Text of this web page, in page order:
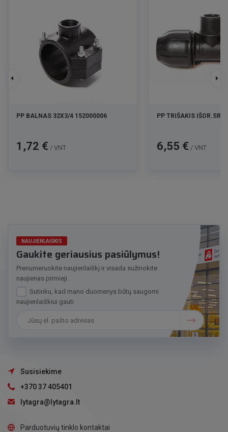
PP BALNAS 32X3/4 152000006
Kaina
1,72 € / VNT
PP TRIŠAKIS
Kaina
6,55 € / VNT
NAUJIENLAIŠKIS
Gaukite geriausius pasiūlymus!
Prenumeruokite naujienlaiškį ir visada sužinokite
naujienas pirmieji.
Sutinku, kad mano duomenys būtų saugomi
naujienlaiškiui gauti
Susisiekime
+370 37 405401
lytagra@lytagra.lt
Parduotuvių tinklo kontaktai